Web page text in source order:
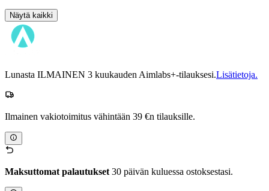
Näytä kaikki
Lunasta ILMAINEN 3 kuukauden Aimlabs+-tilauksesi.Lisätietoja.
Ilmainen vakiotoimitus vähintään 39 €n tilauksille.
Maksuttomat palautukset30 päivän kuluessa ostoksestasi.